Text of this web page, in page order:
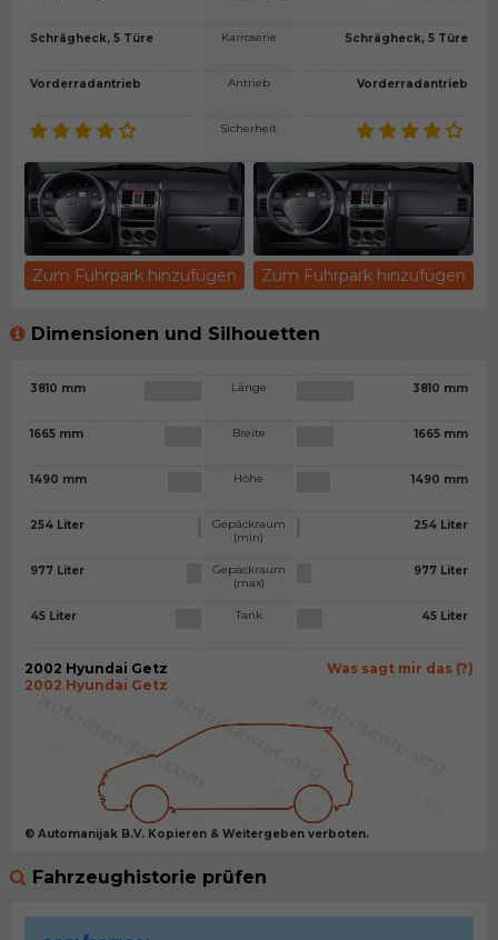
Schrägheck, 5 Türe
Vorderradantrieb
Karroserie
Antrieb
Sicherheit
Schrägheck, 5 Türe
Vorderradantrieb
Zum Fuhrpark hinzufügen Zum Fuhrpark hinzufügen
Dimensionen und Silhouetten
3810 mm
1665 mm
1490 mm
254 Liter
977 Liter
45 Liter
Länge
Breite
Höhe
Gepäckraum
(min)
Gepäckraum
(max)
Tank
3810 mm
1665 mm
1490 mm
254 Liter
977 Liter
45 Liter
Was sagt mir das (?)
2002 Hyundai Getz
2002 Hyundai Getz
© Automanijak B.V. Kopieren & Weitergeben verboten.
Fahrzeughistorie prüfen